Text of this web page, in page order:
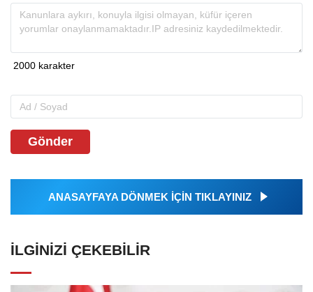
Gönder
ANASAYFAYA DÖNMEK İÇİN TIKLAYINIZ
İLGINIZI ÇEKEBILIR